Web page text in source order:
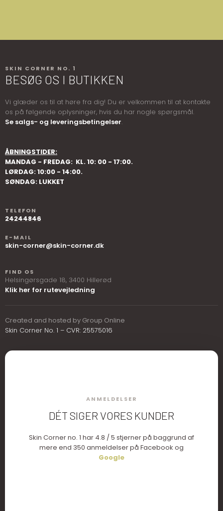
SKIN CORNER NO. 1
BESØG OS I BUTIKKEN
​​​Vi glæder os til at høre fra dig! Du er velkommen til at kontakte
os på følgende oplysninger, hvis du har nogle spørgsmål.
Se salgs- og leveringsbetingelser.
ÅBNINGSTIDER​:
MANDAG - FREDAG: ​ KL. 10: 00 - 17:00.
LØRDAG: 10:00 - 14:00.
SØNDAG: LUKKET
TELEFON
24244846
E-MAIL
skin-corner@skin-corner.dk
FIND OS
Helsingørsgade 18, ​3400 Hillerød
Klik her for rutevejledning
Created and hosted by Group Online
Skin Corner No. 1 – CVR: 25575016
ANMELDELSER
DÉT SIGER VORES KUNDER
​Skin Corner no. 1 har 4.8 / 5 stjerner på baggrund af
mere end 350 anmeldelser på Facebook og
Google